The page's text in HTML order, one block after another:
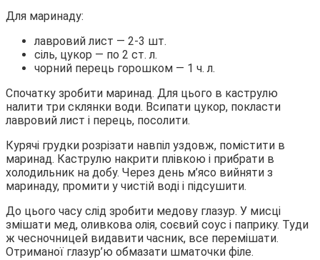
Для маринаду:
лавровий лист — 2-3 шт.
сіль, цукор — по 2 ст. л.
чорний перець горошком — 1 ч. л.
Спочатку зробити маринад. Для цього в каструлю
налити три склянки води. Всипати цукор, покласти
лавровий лист і перець, посолити.
Курячі грудки розрізати навпіл уздовж, помістити в
маринад. Каструлю накрити плівкою і прибрати в
холодильник на добу. Через день м’ясо вийняти з
маринаду, промити у чистій воді і підсушити.
До цього часу слід зробити медову глазур. У мисці
змішати мед, оливкова олія, соєвий соус і паприку. Туди
ж чесночницей видавити часник, все перемішати.
Отриманої глазур’ю обмазати шматочки філе.